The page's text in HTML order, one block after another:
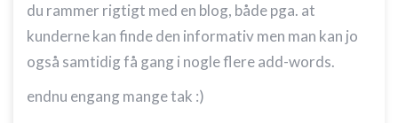
du rammer rigtigt med en blog, både pga. at
kunderne kan finde den informativ men man kan jo
også samtidig få gang i nogle flere add-words.
endnu engang mange tak :)
Annoncering / marketing